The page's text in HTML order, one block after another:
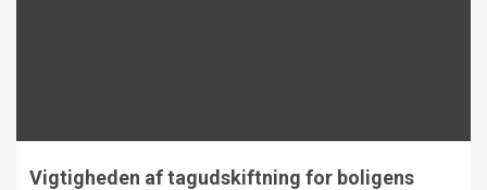
Vigtigheden af tagudskiftning for boligens